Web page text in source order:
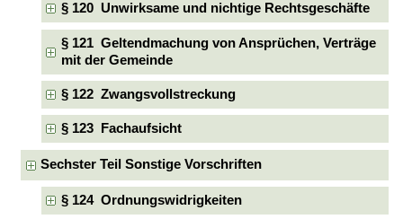
§ 120 Unwirksame und nichtige Rechtsgeschäfte
§ 121 Geltendmachung von Ansprüchen, Verträge
mit der Gemeinde
§ 122 Zwangsvollstreckung
§ 123 Fachaufsicht
Sechster Teil Sonstige Vorschriften
§ 124 Ordnungswidrigkeiten